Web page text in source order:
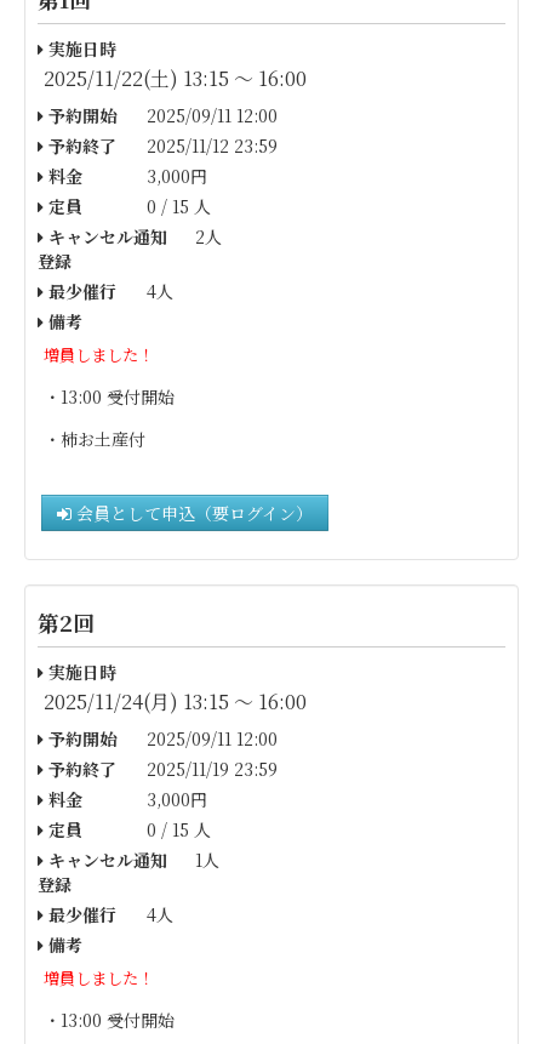
実施日時
2025/11/22(土) 13:15 〜 16:00
予約開始
2025/09/11 12:00
予約終了
2025/11/12 23:59
料金
3,000円
定員
0 / 15 人
キャンセル通知
登録
2人
最少催行
4人
備考
増員しました！
・13:00 受付開始
・柿お土産付
会員として申込（要ログイン）
第2回
実施日時
2025/11/24(月) 13:15 〜 16:00
予約開始
2025/09/11 12:00
予約終了
2025/11/19 23:59
料金
3,000円
定員
0 / 15 人
キャンセル通知
登録
1人
最少催行
4人
備考
増員しました！
・13:00 受付開始